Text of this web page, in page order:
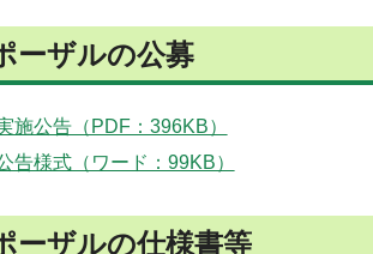
ーザルの公募
施公告（PDF：396KB）
告様式（ワード：99KB）
ーザルの仕様書等